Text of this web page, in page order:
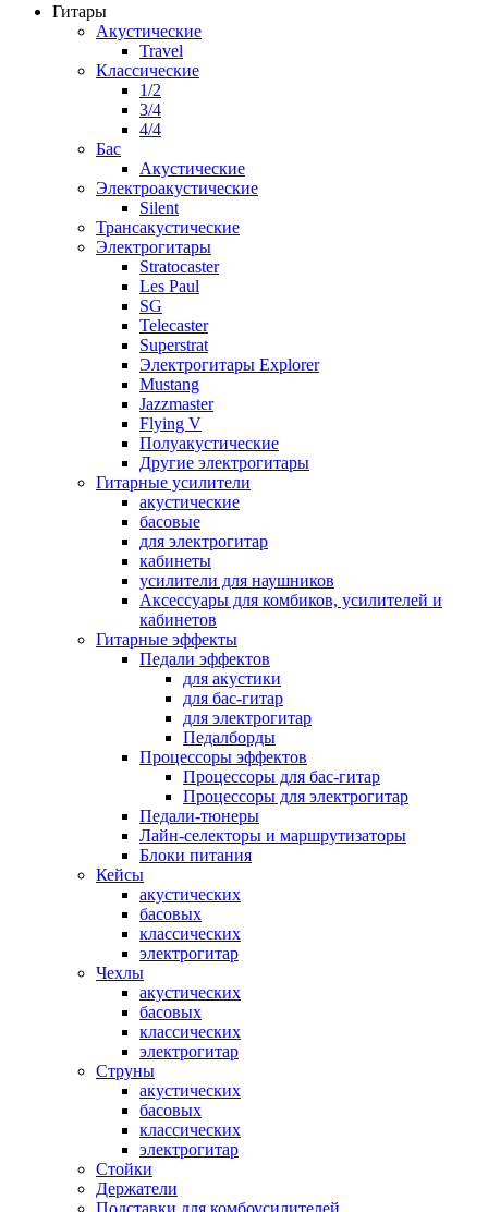
Гитары
Акустические
Travel
Классические
1/2
3/4
4/4
Бас
Акустические
Электроакустические
Silent
Трансакустические
Электрогитары
Stratocaster
Les Paul
SG
Telecaster
Superstrat
Электрогитары Explorer
Mustang
Jazzmaster
Flying V
Полуакустические
Другие электрогитары
Гитарные усилители
акустические
басовые
для электрогитар
кабинеты
усилители для наушников
Аксессуары для комбиков, усилителей и
кабинетов
Гитарные эффекты
Педали эффектов
для акустики
для бас-гитар
для электрогитар
Педалборды
Процессоры эффектов
Процессоры для бас-гитар
Процессоры для электрогитар
Педали-тюнеры
Лайн-селекторы и маршрутизаторы
Блоки питания
Кейсы
акустических
басовых
классических
электрогитар
Чехлы
акустических
басовых
классических
электрогитар
Струны
акустических
басовых
классических
электрогитар
Стойки
Держатели
Подставки для комбоусилителей